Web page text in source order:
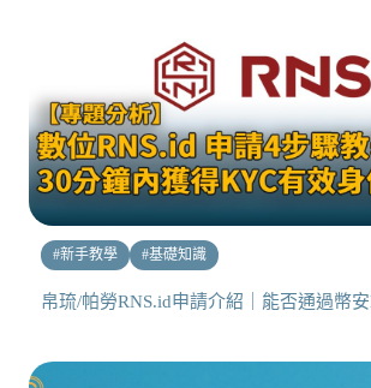
#新手教學 #基礎知識
帛琉/帕勞RNS.id申請介紹｜能否通過幣